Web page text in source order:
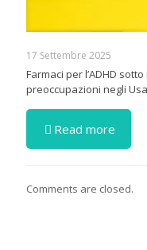
17 Settembre 2025
Farmaci per l’ADHD
preoccupazioni negli Usa
Read more
Comments are closed.